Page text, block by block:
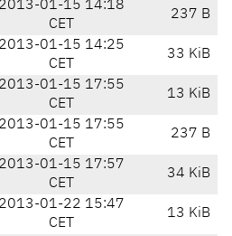
2013-01-15 14:18
CET
237 B
2013-01-15 14:25
CET
33 KiB
2013-01-15 17:55
CET
13 KiB
2013-01-15 17:55
CET
237 B
2013-01-15 17:57
CET
34 KiB
2013-01-22 15:47
CET
13 KiB